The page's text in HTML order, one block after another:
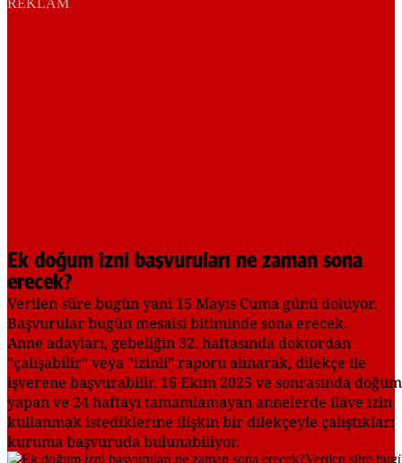
REKLAM
Ek doğum izni başvuruları ne zaman sona
erecek?
Verilen süre bugün yani 15 Mayıs Cuma günü doluyor.
Başvurular bugün mesaisi bitiminde sona erecek.
Anne adayları, gebeliğin 32. haftasında doktordan
"çalışabilir" veya "izinli" raporu alınarak, dilekçe ile
işverene başvurabilir. 16 Ekim 2025 ve sonrasında doğum
yapan ve 24 haftayı tamamlamayan annelerde ilave izin
kullanmak istediklerine ilişkin bir dilekçeyle çalıştıkları
kuruma başvuruda bulunabiliyor.